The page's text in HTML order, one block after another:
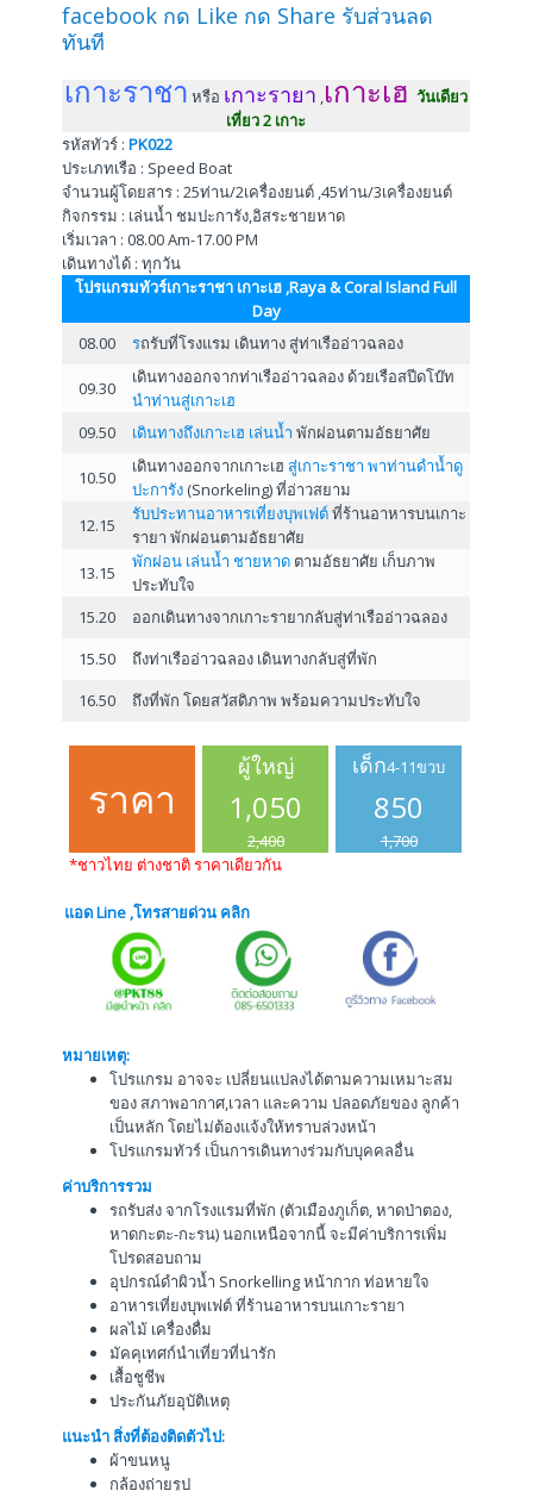
facebook กด Like กด Share รับส่วนลด
ทันที
เกาะราชา หรือ เกาะรายา ,เกาะเฮวันเดียว
เที่ยว 2 เกาะ
รหัสทัวร์ :PK022
ประเภทเรือ : Speed Boat
จำนวนผู้โดยสาร : 25ท่าน/2เครื่องยนต์ ,45ท่าน/3เครื่องยนต์
กิจกรรม : เล่นน้ำ ชมปะการัง,อิสระชายหาด
เริ่มเวลา : 08.00 Am-17.00 PM
เดินทางได้ :ทุกวัน
โปรแกรมทัวร์เกาะราชา เกาะเฮ ,Raya & Coral Island Full
Day
08.00
รถรับที่โรงแรม เดินทาง สู่ท่าเรืออ่าวฉลอง
09.30
เดินทางออกจากท่าเรืออ่าวฉลอง ด้วยเรือสปีดโบ๊ท
นำท่านสู่เกาะเฮ
09.50
เดินทางถึงเกาะเฮ เล่นน้ำ พักผ่อนตามอัธยาศัย
10.50
เดินทางออกจากเกาะเฮสู่เกาะราชา พาท่านดำน้ำดู
ปะการัง (Snorkeling) ที่อ่าวสยาม
12.15
รับประทานอาหารเที่ยงบุพเฟต์ที่ร้านอาหารบนเกาะ
รายา พักผ่อนตามอัธยาศัย
13.15
พักผ่อน เล่นน้ำ ชายหาด ตามอัธยาศัย เก็บภาพ
ประทับใจ
15.20
ออกเดินทางจากเกาะรายากลับสู่ท่าเรืออ่าวฉลอง
15.50
ถึงท่าเรืออ่าวฉลอง เดินทางกลับสู่ที่พัก
16.50
ถึงที่พัก โดยสวัสดิภาพ พร้อมความประทับใจ
ราคา
ผู้ใหญ่ เด็ก4-11ขวบ
1,050 850
2,400
1,700
*ชาวไทย ต่างชาติ ราคาเดียวกัน
แอด Line ,โทรสายด่วน คลิก
หมายเหตุ:
โปรแกรม อาจจะ เปลี่ยนแปลงได้ตามความเหมาะสม
ของ สภาพอากาศ,เวลา และความ ปลอดภัยของ ลูกค้า
เป็นหลัก โดยไม่ต้องแจ้งให้ทราบล่วงหน้า
โปรแกรมทัวร์ เป็นการเดินทางร่วมกับบุคคลอื่น
ค่าบริการรวม
รถรับส่ง จากโรงแรมที่พัก (ตัวเมืองภูเก็ต, หาดป่าตอง,
หาดกะตะ-กะรน) นอกเหนือจากนี้ จะมีค่าบริการเพิ่ม
โปรดสอบถาม
อุปกรณ์ดำผิวน้ำ Snorkelling หน้ากาก ท่อหายใจ
อาหารเที่ยงบุพเฟต์ ที่ร้านอาหารบนเกาะรายา
ผลไม้ เครื่องดื่ม
มัคคุเทศก์นำเที่ยวที่น่ารัก
เสื้อชูชีพ
ประกันภัยอุบัติเหตุ
แนะนำ สิ่งที่ต้องติดตัวไป:
ผ้าขนหนู
กล้องถ่ายรูป